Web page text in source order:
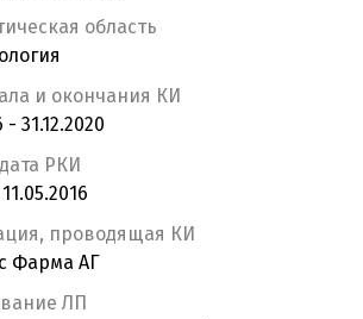
область
и окончания КИ
- 31.12.2020
РКИ
проводящая КИ
Фарма АГ
ЛП